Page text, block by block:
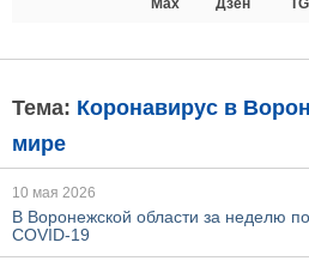
Max
Дзен TG
Тема: Коронавирус в
мире
10 мая 2026
В Воронежской области за неделю
COVID-19